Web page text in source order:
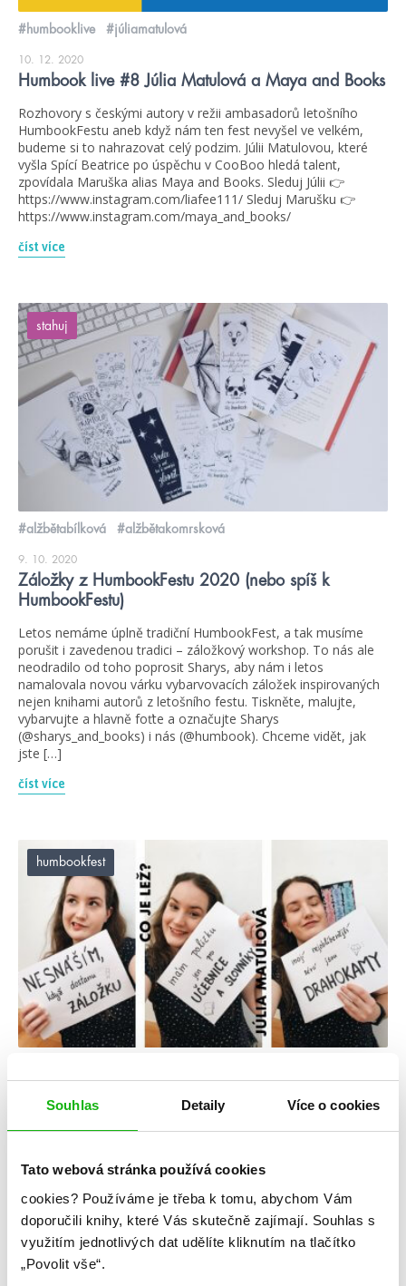
Souhlas Detaily Více o cookies
Tato webová stránka používá cookies
cookies? Používáme je třeba k tomu, abychom Vám
doporučili knihy, které Vás skutečně zajímají. Souhlas s
využitím jednotlivých dat udělíte kliknutím na tlačítko
„Povolit vše“.
#humbooklive #júliamatulová
10. 12. 2020
Humbook live #8 Júlia Matulová a Maya and Books
Rozhovory s českými autory v režii ambasadorů letošního
HumbookFestu aneb když nám ten fest nevyšel ve velkém,
budeme si to nahrazovat celý podzim. Júlii Matulovou, které
vyšla Spící Beatrice po úspěchu v CooBoo hledá talent,
zpovídala Maruška alias Maya and Books. Sleduj Júlii 👉
https://www.instagram.com/liafee111/ Sleduj Marušku 👉
https://www.instagram.com/maya_and_books/
číst více
stahuj
#alžbětabílková #alžbětakomrsková
9. 10. 2020
Záložky z HumbookFestu 2020 (nebo spíš k
HumbookFestu)
Letos nemáme úplně tradiční HumbookFest, a tak musíme
porušit i zavedenou tradici – záložkový workshop. To nás ale
neodradilo od toho poprosit Sharys, aby nám i letos
namalovala novou várku vybarvovacích záložek inspirovaných
nejen knihami autorů z letošního festu. Tiskněte, malujte,
vybarvujte a hlavně foťte a označujte Sharys
(@sharys_and_books) i nás (@humbook). Chceme vidět, jak
jste […]
číst více
humbookfest
2 pravdy a 1 lež Júlie Matulové
blog